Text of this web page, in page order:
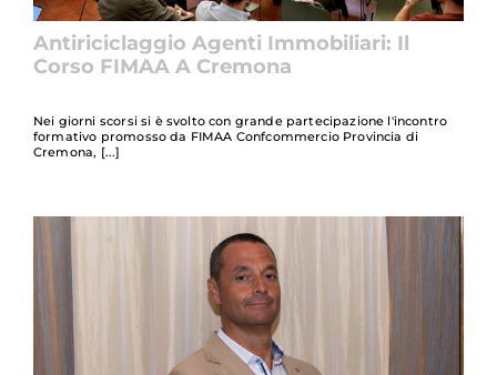
Antiriciclaggio Agenti Immobiliari: Il
Corso FIMAA A Cremona
Nei giorni scorsi si è svolto con grande partecipazione l'incontro
formativo promosso da FIMAA Confcommercio Provincia di
Cremona,